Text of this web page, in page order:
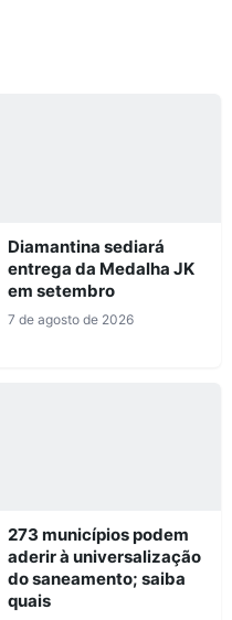
Diamantina sediará
entrega da Medalha JK
em setembro
7 de agosto de 2026
273 municípios podem
aderir à universalização
do saneamento; saiba
quais